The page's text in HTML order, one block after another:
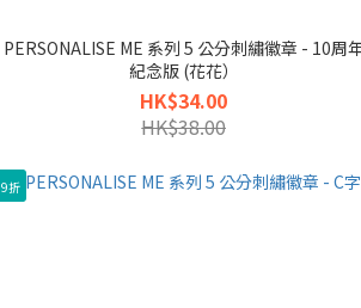
PERSONALISE ME 系列 5 公分刺繡徽章 - 10周
紀念版 (花花）
HK$34.00
HK$38.00
9折